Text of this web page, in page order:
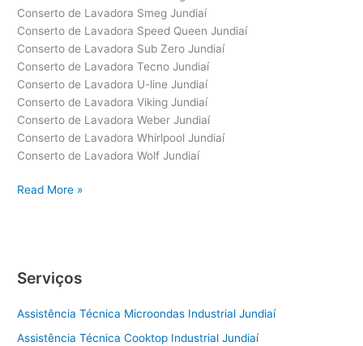
Conserto de Lavadora Smeg Jundiaí
Conserto de Lavadora Speed Queen Jundiaí
Conserto de Lavadora Sub Zero Jundiaí
Conserto de Lavadora Tecno Jundiaí
Conserto de Lavadora U-line Jundiaí
Conserto de Lavadora Viking Jundiaí
Conserto de Lavadora Weber Jundiaí
Conserto de Lavadora Whirlpool Jundiaí
Conserto de Lavadora Wolf Jundiaí
Conserto
Read More »
Serviços
Assistência Técnica Microondas Industrial Jundiaí
Assistência Técnica Cooktop Industrial Jundiaí